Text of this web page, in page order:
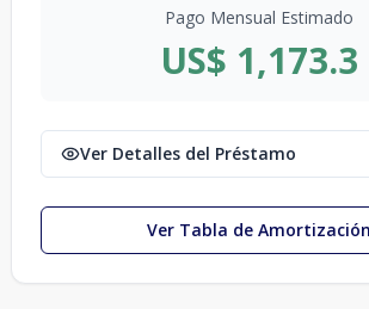
Pago Mensual Estimado
US$ 1,173.3
Ver Detalles del Préstamo
Ver Tabla de Amortización